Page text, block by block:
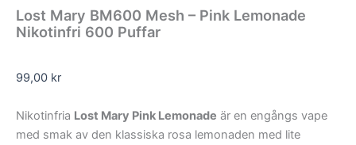
Lost Mary BM600 Mesh – Pink Lemonade
Nikotinfri 600 Puffar
99,00 kr
Nikotinfria Lost Mary Pink Lemonade är en engångs vape
med smak av den klassiska rosa lemonaden med lite